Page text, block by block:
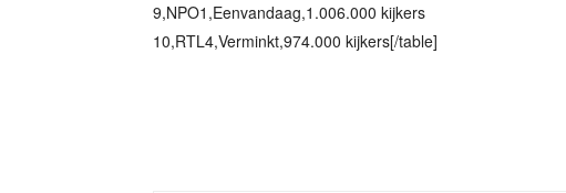
9,NPO1,Eenvandaag,1.006.000 kijkers
10,RTL4,Verminkt,974.000 kijkers[/table]